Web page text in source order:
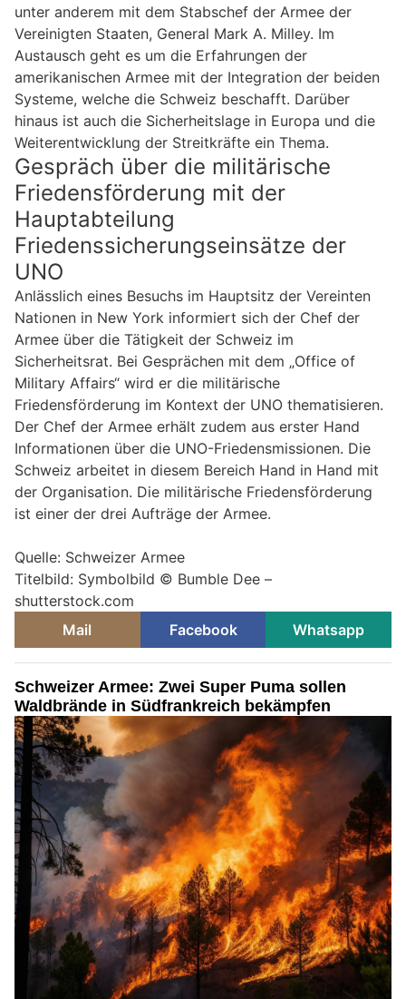
unter anderem mit dem Stabschef der Armee der
Vereinigten Staaten, General Mark A. Milley. Im
Austausch geht es um die Erfahrungen der
amerikanischen Armee mit der Integration der beiden
Systeme, welche die Schweiz beschafft. Darüber
hinaus ist auch die Sicherheitslage in Europa und die
Weiterentwicklung der Streitkräfte ein Thema.
Gespräch über die militärische
Friedensförderung mit der
Hauptabteilung
Friedenssicherungseinsätze der
UNO
Anlässlich eines Besuchs im Hauptsitz der Vereinten
Nationen in New York informiert sich der Chef der
Armee über die Tätigkeit der Schweiz im
Sicherheitsrat. Bei Gesprächen mit dem „Office of
Military Affairs“ wird er die militärische
Friedensförderung im Kontext der UNO thematisieren.
Der Chef der Armee erhält zudem aus erster Hand
Informationen über die UNO-Friedensmissionen. Die
Schweiz arbeitet in diesem Bereich Hand in Hand mit
der Organisation. Die militärische Friedensförderung
ist einer der drei Aufträge der Armee.
Quelle: Schweizer Armee
Titelbild: Symbolbild © Bumble Dee –
shutterstock.com
Mail
Facebook Whatsapp
Schweizer Armee: Zwei Super Puma sollen
Waldbrände in Südfrankreich bekämpfen